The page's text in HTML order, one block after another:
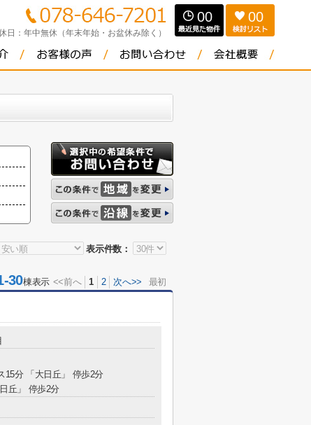
日： 年中無休（年末年始・お盆休み除く）
00 00
表示件数：
棟表示 <<前へ 1 2 次へ>> 最初
15分 「大日丘」 停歩2分
丘」 停歩2分